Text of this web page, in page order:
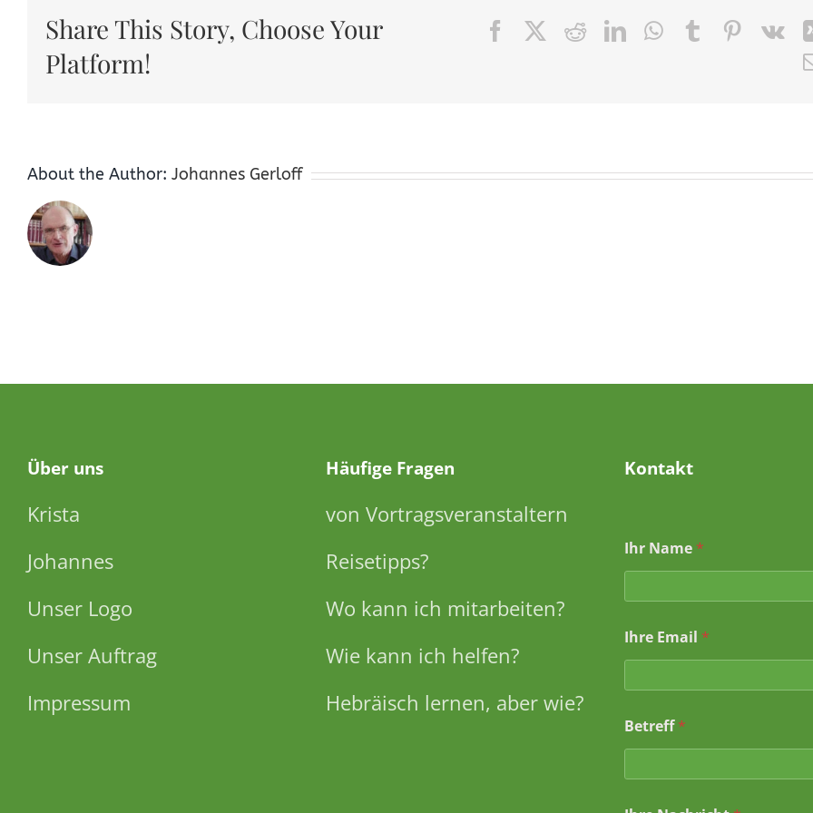
Share This Story, Choose Your
Platform!
FacebookRedditLinkedInWhatsApp
Tumblr Vk
About the Author: Johannes Gerloff
Über uns
Krista
Johannes
Unser Logo
Unser Auftrag
Impressum
Häufige Fragen
von Vortragsveranstaltern
Reisetipps?
Wo kann ich mitarbeiten?
Wie kann ich helfen?
Hebräisch lernen, aber wie?
Kontakt
Ihr Name *
Ihre Email *
Betreff*